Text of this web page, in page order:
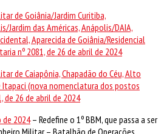
de Goiânia/Jardim Curitiba,
Jardim das Américas, Anápolis/DAIA,
Aparecida de Goiânia/Residencial
nº 2081, de 26 de abril de 2024
de Caiapônia, Chapadão do Céu, Alto
Itapaci (nova nomenclatura dos postos
de 26 de abril de 2024
de 2024– Redefine o 1º BBM, que passa a ser
Militar – Batalhão de Operações,